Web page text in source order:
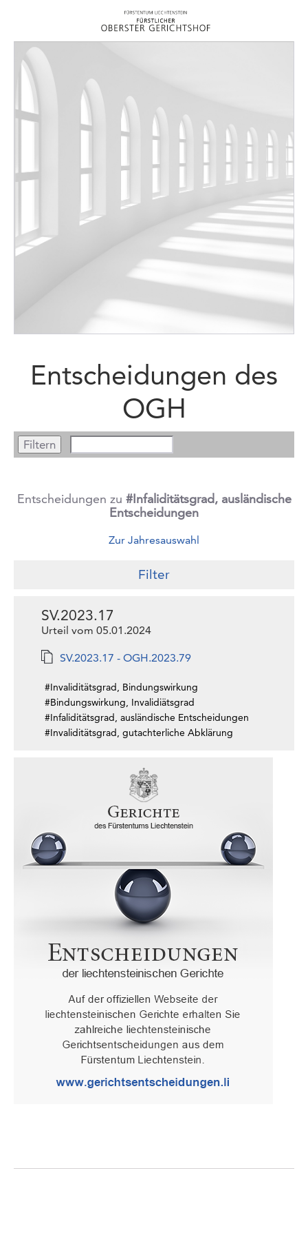
Entscheidungen des
OGH
Entscheidungen zu #Infaliditätsgrad, ausländische
Entscheidungen
Zur Jahresauswahl
Filter
SV.2023.17
Urteil vom 05.01.2024
SV.2023.17 - OGH.2023.79
#Invaliditätsgrad, Bindungswirkung
#Bindungswirkung, Invalidiätsgrad
#Infaliditätsgrad, ausländische Entscheidungen
#Invaliditätsgrad, gutachterliche Abklärung